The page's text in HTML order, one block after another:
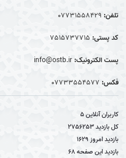
تلفن: 07731558429
کد پستی: 7515737715
پست الکترونیک: info@ostb.ir
فکس: 07733554577
کاربران آنلاین5
کل بازدید2756253
بازدید امروز1629
بازدید این صفحه68